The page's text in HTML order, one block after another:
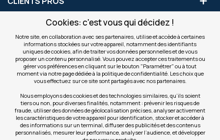
Cookies: c'est vous qui décidez !
Notre site, en collaboration avec ses partenaires, utilise et accède à certaines
informations stockées sur votre appareil, notamment des identifiants
uniques de cookies, afin de traiter vos données personnelles et de vous
proposer un contenu personnalisé. Vous pouvez accepter ces traitements ou
gérer vos préférences en cliquant sur le bouton "Paramétrer" ou à tout
moment via notre page dédiée à la politique de confidentialité. Les choix que
vous effectuez sur ce site sont partagés avec nos partenaires.
Nous employons des cookies et des technologies similaires, qu’ils soient
tiers ou non, pour diverses finalités, notamment : prévenir les risques de
fraude, utiliser des données de géolocalisation précises, analyser activement
les caractéristiques de votre appareil pour identification, stocker et accéder à
des informations sur un terminal, diffuser des publicités et des contenus
personnalisés, mesurer leur performance, analyser l’audience, et développer
S'INSCRIRE AUX OFFRES COMMERCIALES
Inscription
notre
newsletter
Valider
NOS SITES